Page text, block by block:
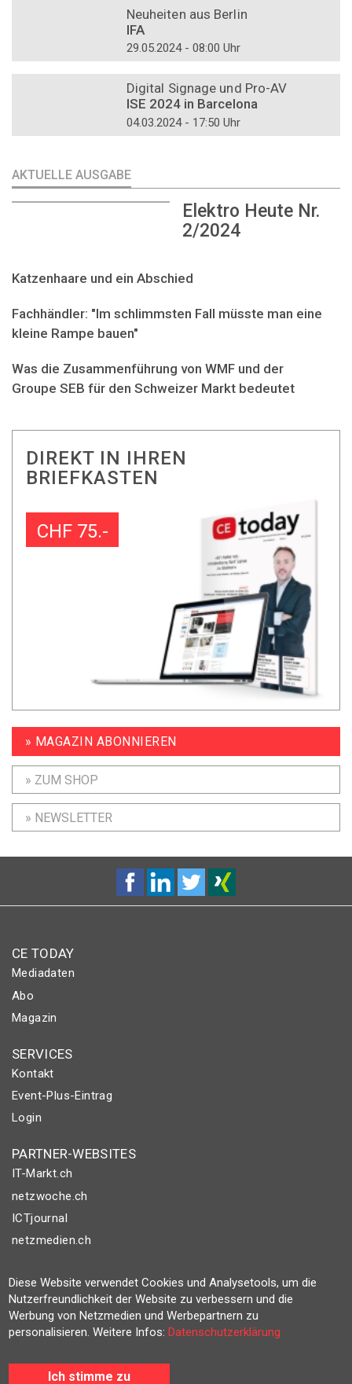
Neuheiten aus Berlin
IFA
29.05.2024 - 08:00 Uhr
Digital Signage und Pro-AV
ISE 2024 in Barcelona
04.03.2024 - 17:50 Uhr
AKTUELLE AUSGABE
Elektro Heute Nr.
2/2024
Katzenhaare und ein Abschied
Fachhändler: "Im schlimmsten Fall müsste man eine
kleine Rampe bauen"
Was die Zusammenführung von WMF und der
Groupe SEB für den Schweizer Markt bedeutet
DIREKT IN IHREN
BRIEFKASTEN
CHF 75.-
» MAGAZIN ABONNIEREN
» ZUM SHOP
» NEWSLETTER
CE TODAY
Mediadaten
Abo
Magazin
SERVICES
Kontakt
Event-Plus-Eintrag
Login
PARTNER-WEBSITES
IT-Markt.ch
netzwoche.ch
ICTjournal
netzmedien.ch
© NETZMEDIEN AG 2026
Impressum
AGB
Nutzungsbestimmungen
Datenschutzerklärung
Diese Website verwendet Cookies und Analysetools, um die
Nutzerfreundlichkeit der Website zu verbessern und die
Werbung von Netzmedien und Werbepartnern zu
personalisieren. Weitere Infos:Datenschutzerklärung
Ich stimme zu